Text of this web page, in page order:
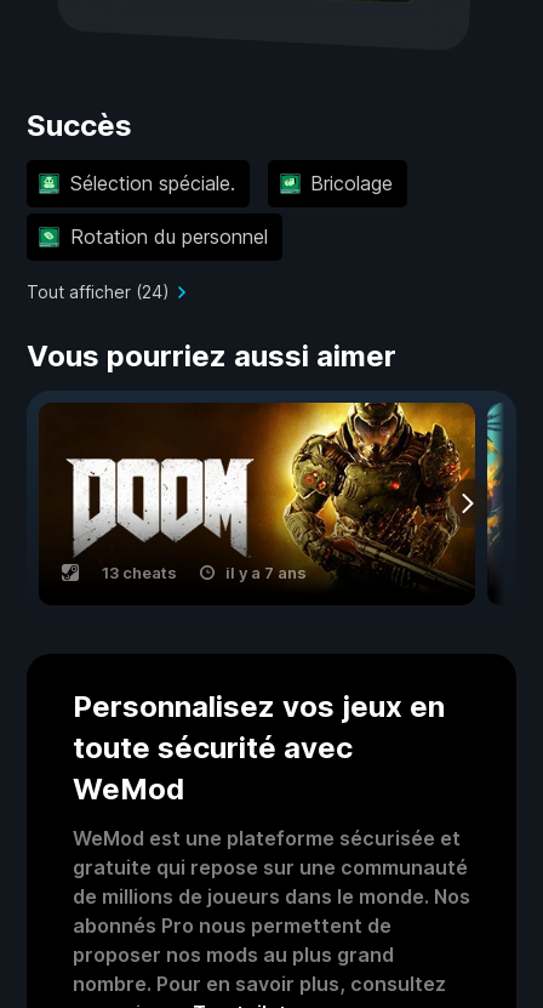
Succès
Sélection spéciale. Bricolage
Rotation du personnel
Tout afficher (24)
Vous pourriez aussi aimer
13 cheats il y a 7 ans
Personnalisez vos jeux en
toute sécurité avec
WeMod
WeMod est une plateforme sécurisée et
gratuite qui repose sur une communauté
de millions de joueurs dans le monde. Nos
abonnés Pro nous permettent de
proposer nos mods au plus grand
nombre. Pour en savoir plus, consultez